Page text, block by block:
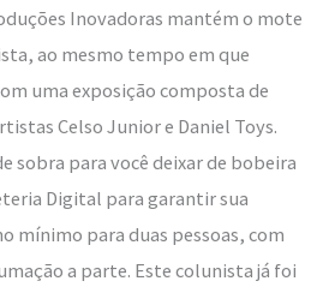
Inovadoras mantém o mote
ao mesmo tempo em que
uma exposição composta de
Celso Junior e Daniel Toys.
sobra para você deixar de bobeira
Digital para garantir sua
mínimo para duas pessoas, com
a parte. Este colunista já foi